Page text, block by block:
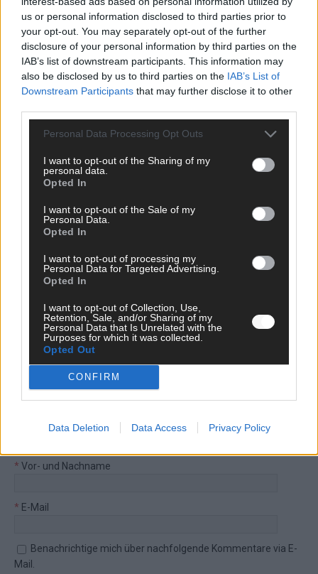
us or personal information disclosed to third parties prior to
your opt-out. You may separately opt-out of the further
disclosure of your personal information by third parties on the
IAB’s list of downstream participants. This information may
also be disclosed by us to third parties on the IAB’s List of
Downstream Participants that may further disclose it to other
Personal Data Processing Opt Outs
I want to opt-out of the Sharing of my
personal data.
Opted In
I want to opt-out of the Sale of my
Personal Data.
Opted In
I want to opt-out of processing my
Personal Data for Targeted Advertising.
Opted In
I want to opt-out of Collection, Use,
Retention, Sale, and/or Sharing of my
Personal Data that Is Unrelated with the
Purposes for which it was collected.
Opted Out
CONFIRM
Data Deletion Data Access Privacy Policy
Hier schreiben, posten und kuratieren unsere Redakteur alles,
was euch wirklich interessiert! Wir sind das Team hinter den
News, Storys und Videos, die ihr auf FLASH UP seht. Ob
brandheiße Nachrichten, coole Tipps, spannende Hintergründe
oder crazy Trends – wir checken alles für euch, filtern das
Wichtigste raus und bringen’s auf den Punkt.
KOMMENTARE
Wir freuen uns auf deinen Beitrag!
Bitte nutze deinen Klarnamen (Vor- und Nachname) und eine
gültige E-Mail-Adresse (wird nicht veröffentlicht). Wir prüfen
respektieren, werden freigeschaltet; Hassrede, Beleidigungen,
Hetze, Spam oder Werbung werden nicht veröffentlicht. Es
gelten unsereDatenschutzvereinbarungen
Kommentar
* Vor- und Nachname
* E-Mail
Benachrichtige mich über nachfolgende Kommentare via E-
Mail.